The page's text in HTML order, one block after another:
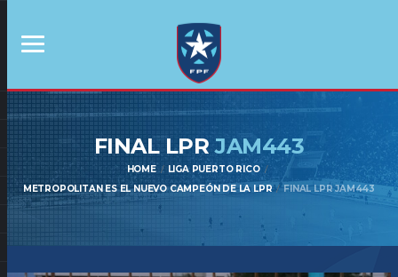
FINAL LPRJAM443
HOME
LIGA PUERTO RICO
METROPOLITAN ES EL NUEVO CAMPEÓN DE LA LPR
FINAL LPR JAM443